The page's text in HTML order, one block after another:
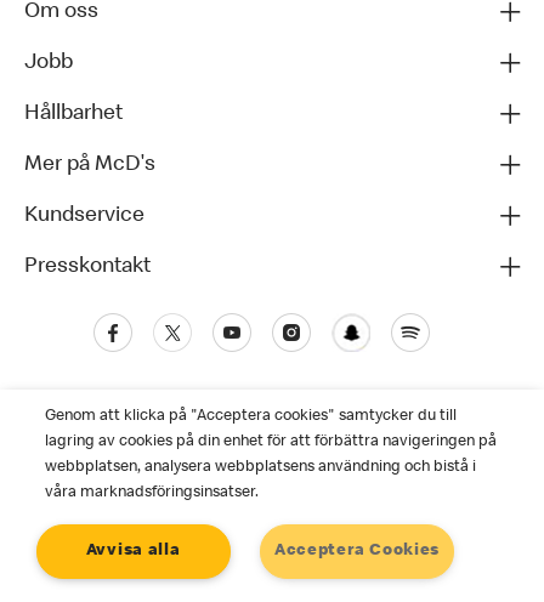
Om oss
Jobb
Hållbarhet
Mer på McD's
Kundservice
Presskontakt
Kundservice
Personuppgiftspolicy Cookies Användarvillkor
Genom att klicka på "Acceptera cookies" samtycker du till
lagring av cookies på din enhet för att förbättra navigeringen på
webbplatsen, analysera webbplatsens användning och bistå i
våra marknadsföringsinsatser.
Acceptera Cookies
Avvisa alla